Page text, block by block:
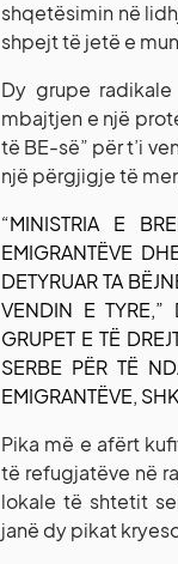
shqetësimin në
shpejt të jetë e
Dy grupe radikale
mbajtjen e një
të BE-së” për t’i
një përgjigje të
“MINISTRIA E
EMIGRANTËVE
DETYRUAR TA
VENDIN E TYRE,”
GRUPET E TË
SERBE PËR TË
EMIGRANTËVE,
Pika më e afërt
të refugjatëve në
lokale të shtetit
janë dy pikat